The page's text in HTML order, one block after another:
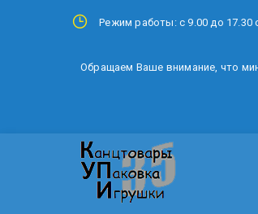
Режим работы: с 9.00 до 17.30
Обращаем Ваше внимание, что